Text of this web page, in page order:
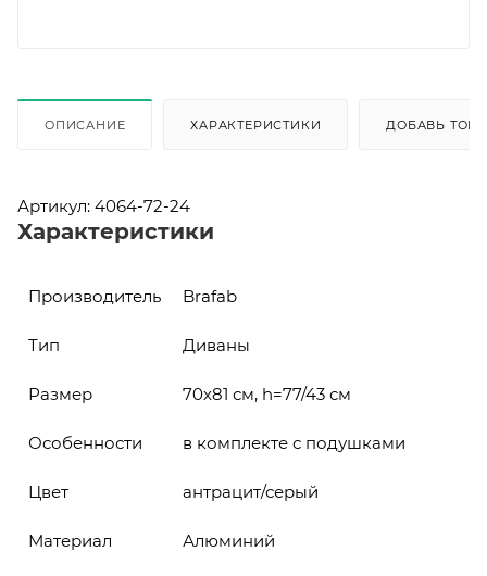
ОПИСАНИЕ ХАРАКТЕРИСТИКИ ДОБАВЬ
Артикул: 4064-72-24
Характеристики
Производитель Brafab
Тип Диваны
Размер 70х81 см, h=77/43 см
Особенности в комплекте с подушками
Цвет антрацит/серый
Материал Алюминий